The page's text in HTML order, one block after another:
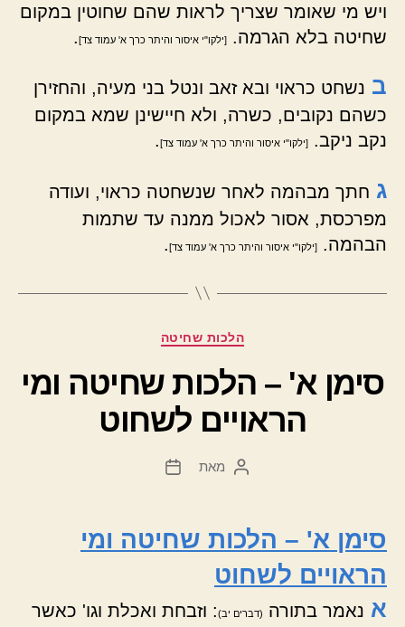
ויש מי שאומר שצריך לראות שהם שחוטין במקום
שחיטה בלא הגרמה. [ילקו"י איסור והיתר כרך א' עמוד צד].
ב נשחט כראוי ובא זאב ונטל בני מעיה, והחזירן
כשהם נקובים, כשרה, ולא חיישינן שמא במקום
נקב ניקב. [ילקו"י איסור והיתר כרך א' עמוד צד].
ג חתך מבהמה לאחר שנשחטה כראוי, ועודה
מפרכסת, אסור לאכול ממנה עד שתמות
הבהמה. [ילקו"י איסור והיתר כרך א' עמוד צד].
קטגוריות
הלכות שחיטה
סימן א' – הלכות שחיטה ומי
הראויים לשחוט
המחבר
מאת
תאריך
סימן א' – הלכות שחיטה ומי
הראויים לשחוט
א נאמר בתורה (דברים יב): וזבחת ואכלת וגו' כאשר